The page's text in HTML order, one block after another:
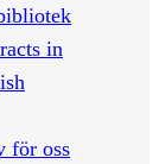
in
för oss